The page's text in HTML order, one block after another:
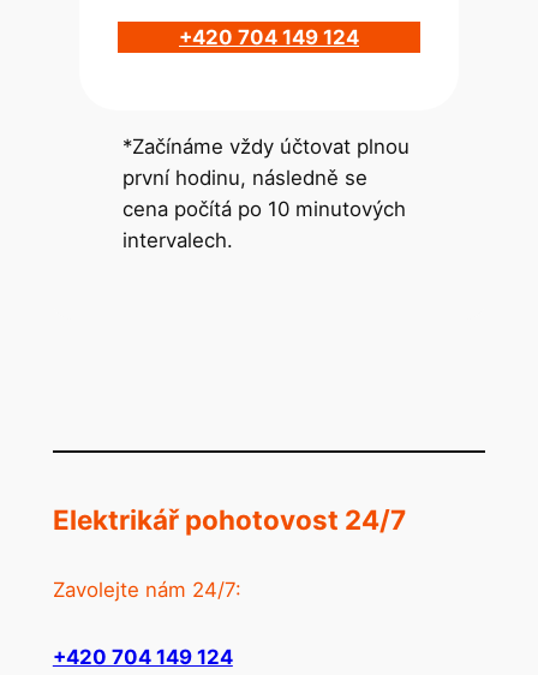
+420 704 149 124
*Začínáme vždy účtovat plnou
první hodinu, následně se
cena počítá po 10 minutových
intervalech.
Elektrikář pohotovost 24/7
Zavolejte nám 24/7:
+420 704 149 124